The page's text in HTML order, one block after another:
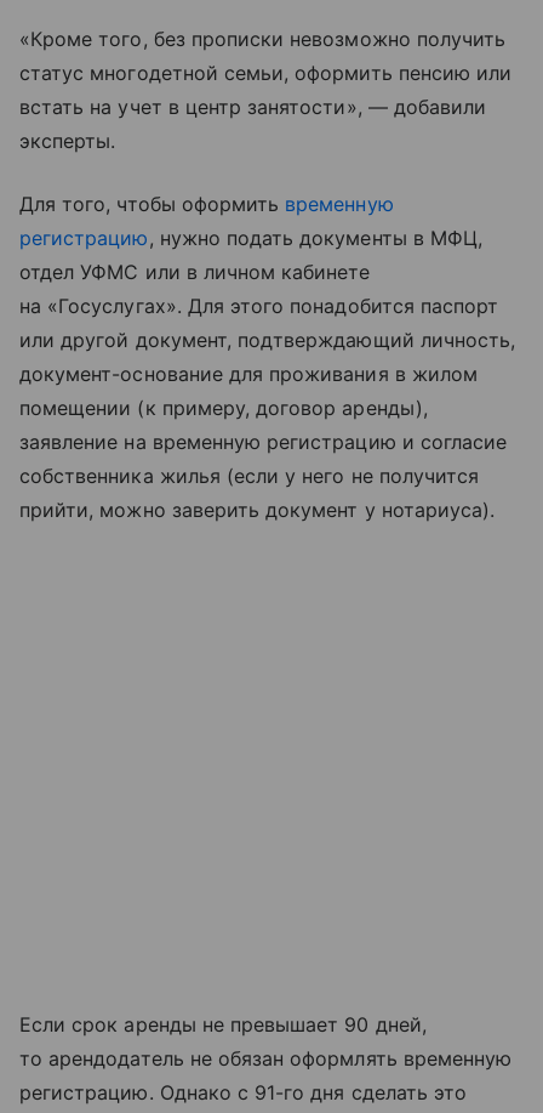
«Кроме того, без прописки невозможно получить
статус многодетной семьи, оформить пенсию или
встать на учет в центр занятости», — добавили
эксперты.
Для того, чтобы оформить временную
регистрацию, нужно подать документы в МФЦ,
отдел УФМС или в личном кабинете
на «Госуслугах». Для этого понадобится паспорт
или другой документ, подтверждающий личность,
документ-основание для проживания в жилом
помещении (к примеру, договор аренды),
заявление на временную регистрацию и согласие
собственника жилья (если у него не получится
прийти, можно заверить документ у нотариуса).
Если срок аренды не превышает 90 дней,
то арендодатель не обязан оформлять временную
регистрацию. Однако с 91-го дня сделать это